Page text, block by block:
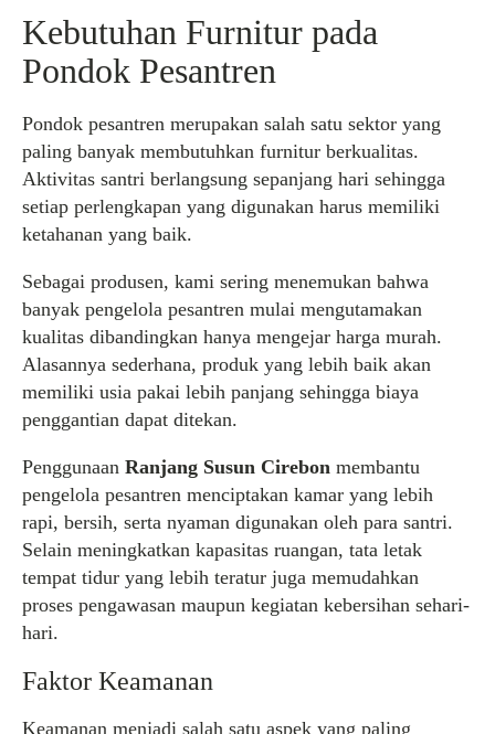
Kebutuhan Furnitur pada
Pondok Pesantren
Pondok pesantren merupakan salah satu sektor yang
paling banyak membutuhkan furnitur berkualitas.
Aktivitas santri berlangsung sepanjang hari sehingga
setiap perlengkapan yang digunakan harus memiliki
ketahanan yang baik.
Sebagai produsen, kami sering menemukan bahwa
banyak pengelola pesantren mulai mengutamakan
kualitas dibandingkan hanya mengejar harga murah.
Alasannya sederhana, produk yang lebih baik akan
memiliki usia pakai lebih panjang sehingga biaya
penggantian dapat ditekan.
Penggunaan Ranjang Susun Cirebon membantu
pengelola pesantren menciptakan kamar yang lebih
rapi, bersih, serta nyaman digunakan oleh para santri.
Selain meningkatkan kapasitas ruangan, tata letak
tempat tidur yang lebih teratur juga memudahkan
proses pengawasan maupun kegiatan kebersihan sehari-
hari.
Faktor Keamanan
Keamanan menjadi salah satu aspek yang paling